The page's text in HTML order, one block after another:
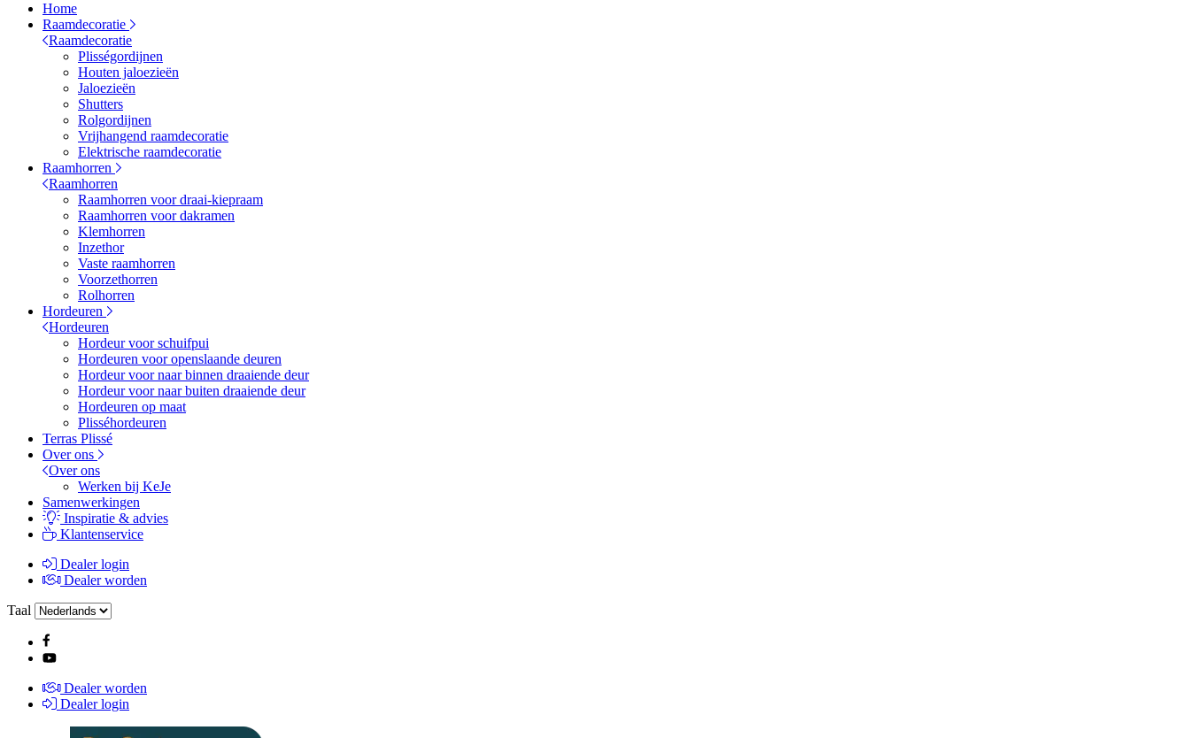
Home
Raamdecoratie
Raamdecoratie
Plisségordijnen
Houten jaloezieën
Jaloezieën
Shutters
Rolgordijnen
Vrijhangend raamdecoratie
Elektrische raamdecoratie
Raamhorren
Raamhorren
Raamhorren voor draai-kiepraam
Raamhorren voor dakramen
Klemhorren
Inzethor
Vaste raamhorren
Voorzethorren
Rolhorren
Hordeuren
Hordeuren
Hordeur voor schuifpui
Hordeuren voor openslaande deuren
Hordeur voor naar binnen draaiende deur
Hordeur voor naar buiten draaiende deur
Hordeuren op maat
Plisséhordeuren
Terras Plissé
Over ons
Over ons
Werken bij KeJe
Samenwerkingen
Inspiratie & advies
Klantenservice
Dealer login
Dealer worden
Taal
Dealer worden
Dealer login